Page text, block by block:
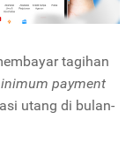
tagihan
payment
utang di bulan-